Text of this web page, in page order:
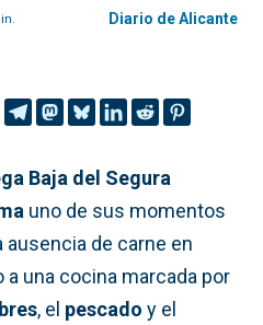
Diario de Alicante
Baja del Segura
uno de sus momentos
de carne en
una cocina marcada por
, el pescado y el